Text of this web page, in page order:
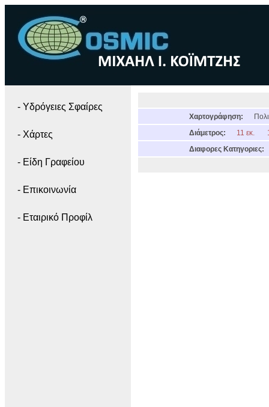
- Yδρόγειες Σφαίρες
- Χάρτες
- Είδη Γραφείου
- Επικοινωνία
- Εταιρικό Προφίλ
Χαρτογράφηση:
Διάμετρος:
11 εκ.
Διαφορες Κατηγοριες: